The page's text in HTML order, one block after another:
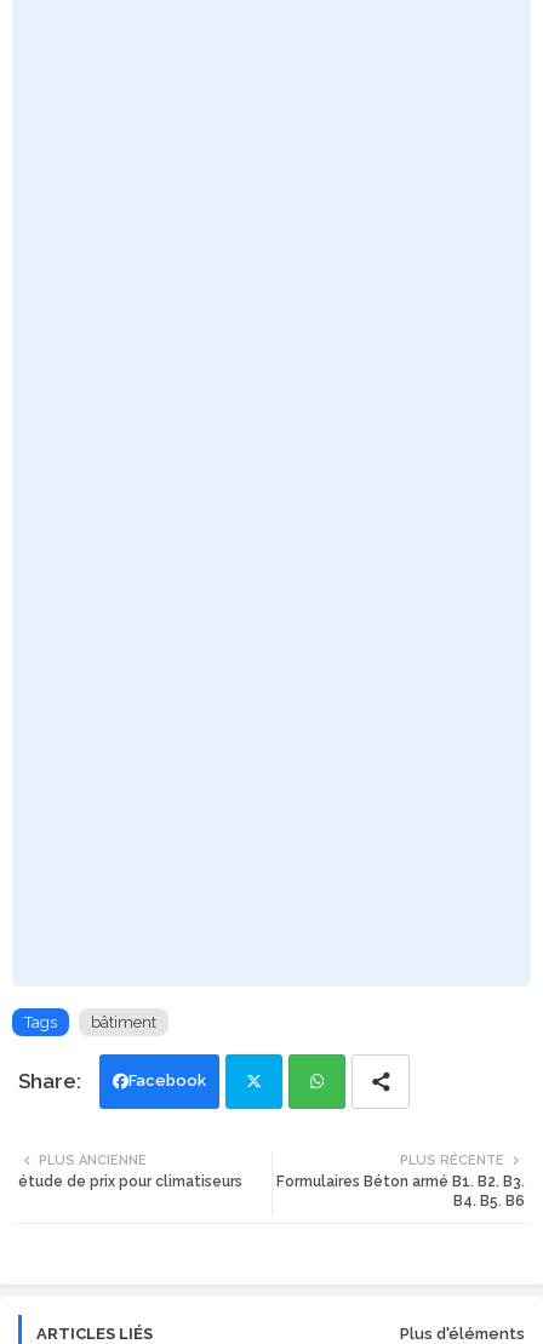
Tags bâtiment
Facebook
ats
PLUS RÉCENTE
Formulaires Béton armé B1. B2. B3.
B4. B5. B6
PLUS ANCIENNE
étude de prix pour climatiseurs
ARTICLES LIÉS Plus d'éléments